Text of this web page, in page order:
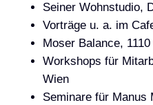
Seiner Wohnstudio,
Vorträge u. a. im
Moser Balance,
Workshops für
Wien
Seminare für Manus